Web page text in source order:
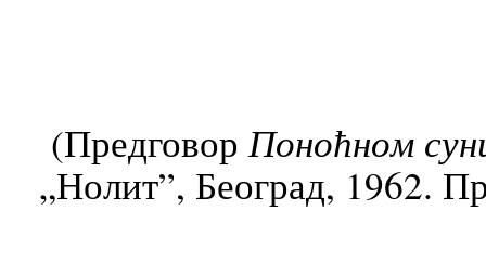
(ПредговорПоноћном
„Нолит”, Београд, 1962.